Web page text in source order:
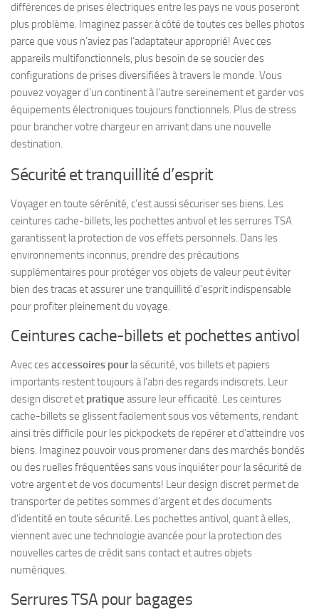
différences de prises électriques entre les pays ne vous poseront
plus problème. Imaginez passer à côté de toutes ces belles photos
parce que vous n’aviez pas l’adaptateur approprié! Avec ces
appareils multifonctionnels, plus besoin de se soucier des
configurations de prises diversifiées à travers le monde. Vous
pouvez voyager d’un continent à l’autre sereinement et garder vos
équipements électroniques toujours fonctionnels. Plus de stress
pour brancher votre chargeur en arrivant dans une nouvelle
destination.
Sécurité et tranquillité d’esprit
Voyager en toute sérénité, c’est aussi sécuriser ses biens. Les
ceintures cache-billets, les pochettes antivol et les serrures TSA
garantissent la protection de vos effets personnels. Dans les
environnements inconnus, prendre des précautions
supplémentaires pour protéger vos objets de valeur peut éviter
bien des tracas et assurer une tranquillité d’esprit indispensable
pour profiter pleinement du voyage.
Ceintures cache-billets et pochettes antivol
Avec cesaccessoires pourla sécurité, vos billets et papiers
importants restent toujours à l’abri des regards indiscrets. Leur
design discret et pratique assure leur efficacité. Les ceintures
cache-billets se glissent facilement sous vos vêtements, rendant
ainsi très difficile pour les pickpockets de repérer et d’atteindre vos
biens. Imaginez pouvoir vous promener dans des marchés bondés
ou des ruelles fréquentées sans vous inquiéter pour la sécurité de
votre argent et de vos documents! Leur design discret permet de
transporter de petites sommes d’argent et des documents
d’identité en toute sécurité. Les pochettes antivol, quant à elles,
viennent avec une technologie avancée pour la protection des
nouvelles cartes de crédit sans contact et autres objets
numériques.
Serrures TSA pour bagages